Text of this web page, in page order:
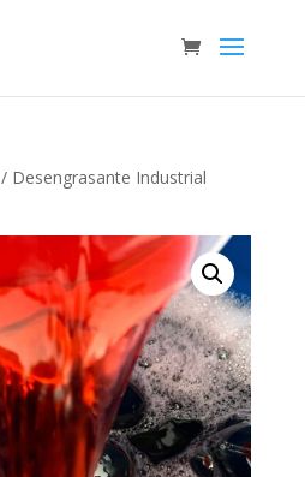
/ Desengrasante Industrial